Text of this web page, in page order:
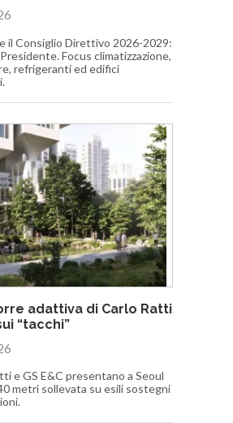
il Consiglio Direttivo 2026-2029:
Focus climatizzazione,
refrigeranti ed edifici
adattiva di Carlo Ratti
“tacchi”
e GS E&C presentano a Seoul
metri sollevata su esili sostegni